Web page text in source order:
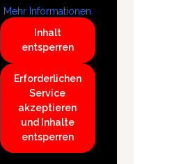
Mehr Informationen
Inhalt
entsperren
Erforderlichen
Service
akzeptieren
und Inhalte
entsperren